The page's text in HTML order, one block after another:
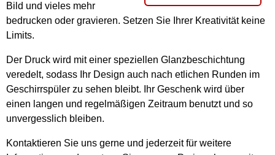
Bild und vieles mehr
bedrucken oder gravieren. Setzen Sie Ihrer Kreativität keine
Limits.
Der Druck wird mit einer speziellen Glanzbeschichtung
veredelt, sodass Ihr Design auch nach etlichen Runden im
Geschirrspüler zu sehen bleibt. Ihr Geschenk wird über
einen langen und regelmäßigen Zeitraum benutzt und so
unvergesslich bleiben.
Kontaktieren Sie uns gerne und jederzeit für weitere